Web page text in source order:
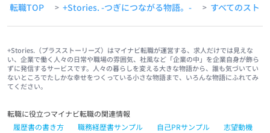
転職TOP > +Stories. -つぎにつながる物語。- > すべてのスト
+Stories.（プラスストーリーズ）はマイナビ転職が運営する、求人だけでは見えな
い、企業で働く人々の日常や職場の雰囲気、社風など「企業の中」を企業自身が飾ら
ずに発信するサービスです。人々の暮らしを変える大きな物語から、誰も気づいてい
ないところでたしかな幸せをつくっている小さな物語まで、いろんな物語にふれてみ
てください。
転職に役立つマイナビ転職の関連情報
履歴書の書き方
職務経歴書サンプル 自己PRサンプル
志望動機